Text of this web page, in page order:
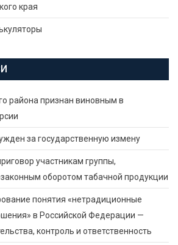
края
района признан виновным в
за государственную измену
участникам группы,
оборотом табачной продукции
понятия «нетрадиционные
в Российской Федерации —
контроль и ответственность